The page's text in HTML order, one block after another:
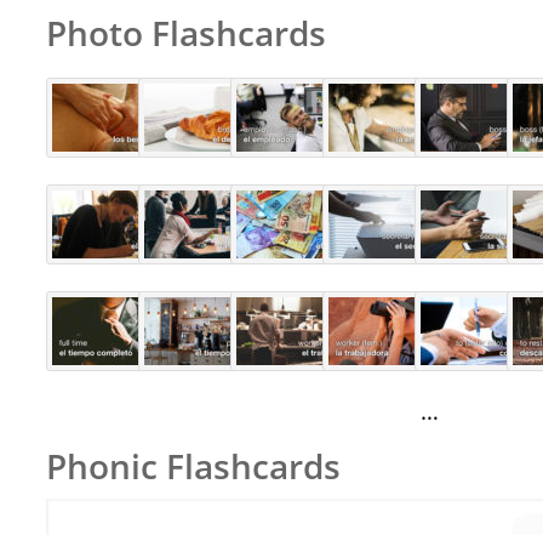
Photo Flashcards
…
Phonic Flashcards